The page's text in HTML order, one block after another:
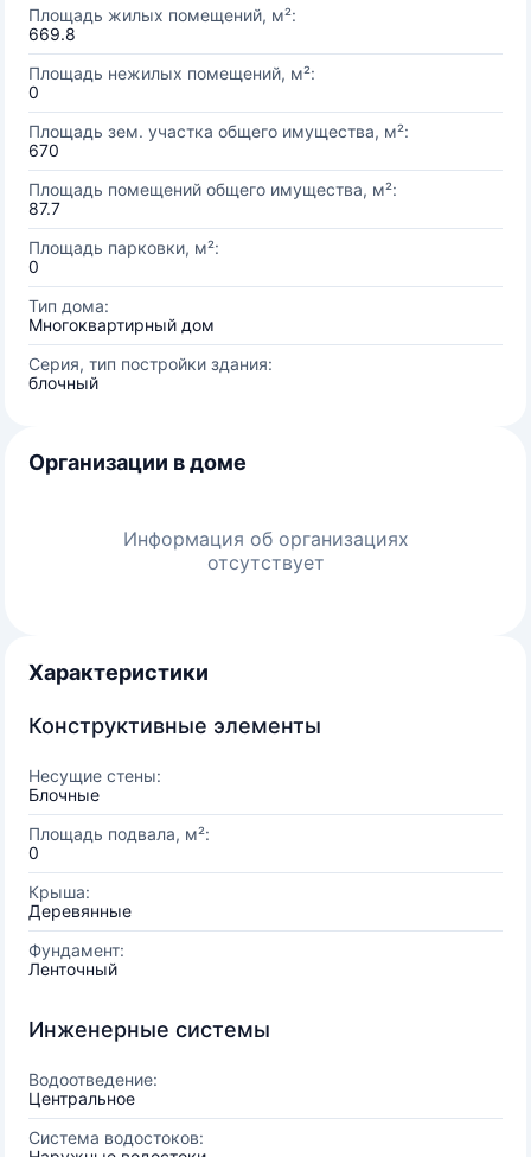
Площадь жилых помещений, м²:
669.8
Площадь нежилых помещений, м²:
0
Площадь зем. участка общего имущества, м²:
670
Площадь помещений общего имущества, м²:
87.7
Площадь парковки, м²:
0
Тип дома:
Многоквартирный дом
Серия, тип постройки здания:
блочный
Организации в доме
Информация об организациях
отсутствует
Характеристики
Конструктивные элементы
Несущие стены:
Блочные
Площадь подвала, м²:
0
Крыша:
Деревянные
Фундамент:
Ленточный
Инженерные системы
Водоотведение:
Центральное
Система водостоков: